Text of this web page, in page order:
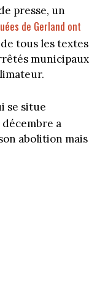
presse, un
de Gerland ont
tous les textes
municipaux
se situe
décembre a
abolition mais